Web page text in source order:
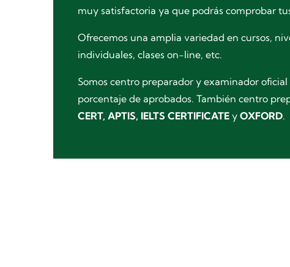
muy satisfactoria ya que podrás comprobar
Ofrecemos una amplia variedad en cursos,
individuales, clases on-line, etc.
Somos centro preparador y examinador oficial
porcentaje de aprobados. También centro
CERT, APTIS, IELTS CERTIFICATE y OXFORD.